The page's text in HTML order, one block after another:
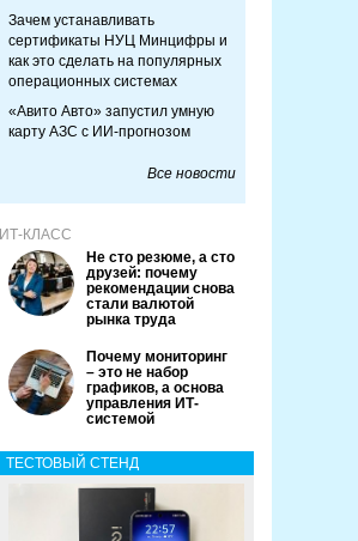
Зачем устанавливать
сертификаты НУЦ Минцифры и
как это сделать на популярных
операционных системах
«Авито Авто» запустил умную
карту АЗС с ИИ-прогнозом
Все новости
ИТ-КЛАСС
Не сто резюме, а сто
друзей: почему
рекомендации снова
стали валютой
рынка труда
Почему мониторинг
– это не набор
графиков, а основа
управления ИТ-
системой
ТЕСТОВЫЙ СТЕНД